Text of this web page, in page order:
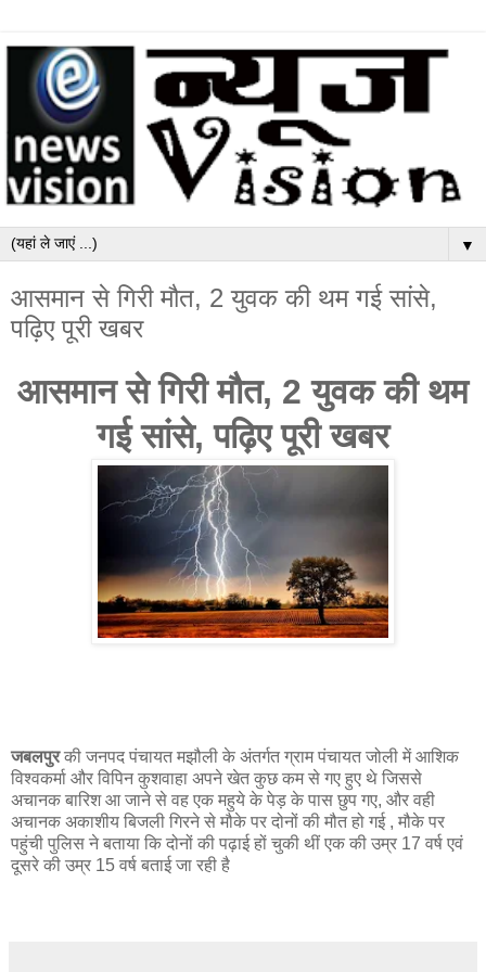
▼
आसमान से गिरी मौत, 2 युवक की थम गई सांसे,
पढ़िए पूरी खबर
आसमान से गिरी मौत, 2 युवक की थम
गई सांसे, पढ़िए पूरी खबर
जबलपुरकी जनपद पंचायत मझौली के अंतर्गत ग्राम पंचायत जोली में आशिक
विश्वकर्मा और विपिन कुशवाहा अपने खेत कुछ कम से गए हुए थे जिससे
अचानक बारिश आ जाने से वह एक महुये के पेड़ के पास छुप गए, और वही
अचानक अकाशीय बिजली गिरने से मौके पर दोनों की मौत हो गई , मौके पर
पहुंची पुलिस ने बताया कि दोनों की पढ़ाई हों चुकी थीं एक की उम्र 17 वर्ष एवं
दूसरे की उम्र 15 वर्ष बताई जा रही है